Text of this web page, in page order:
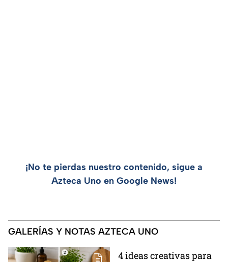
¡No te pierdas nuestro contenido, sigue a
Azteca Uno en Google News!
GALERÍAS Y NOTAS AZTECA UNO
4 ideas creativas para